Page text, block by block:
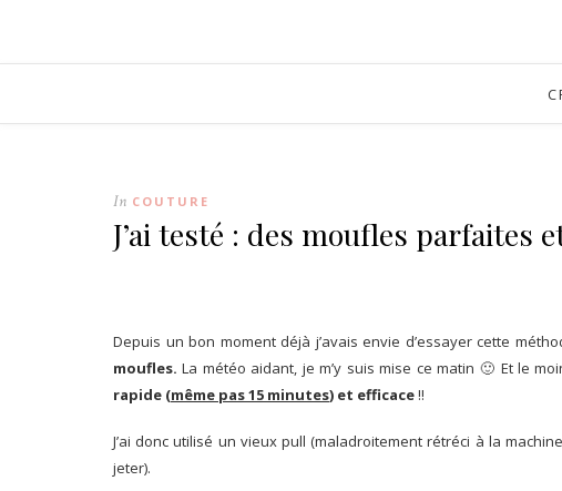
In COUTURE
J’ai testé : des moufles parfaites
Depuis un bon moment déjà j’avais envie d’essayer cette
moufles. La météo aidant, je m’y suis mise ce matin 🙂 Et le
rapide (même pas 15 minutes) et efficace!!
J’ai donc utilisé un vieux pull (maladroitement rétréci à la
jeter).